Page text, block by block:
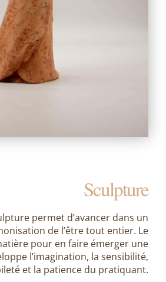
Sculpture
permet d’avancer dans un
de l’être tout entier. Le
pour en faire émerger une
l’imagination, la sensibilité,
et la patience du pratiquant.